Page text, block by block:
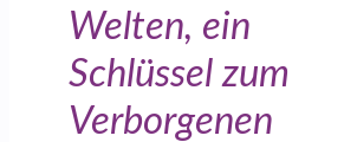
Welten, ein
Schlüssel zum
Verborgenen